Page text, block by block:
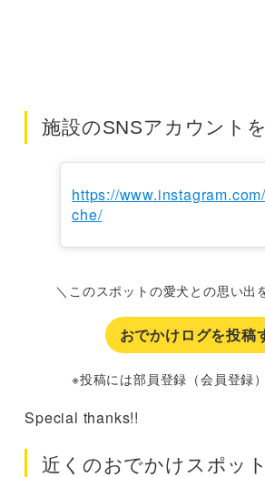
施設のSNSアカウント
https://
che/
＼このスポットの愛犬との思い出
おでかけログを投稿
※投稿には部員登録（会員登録
Special thanks!!
近くのおでかけスポット